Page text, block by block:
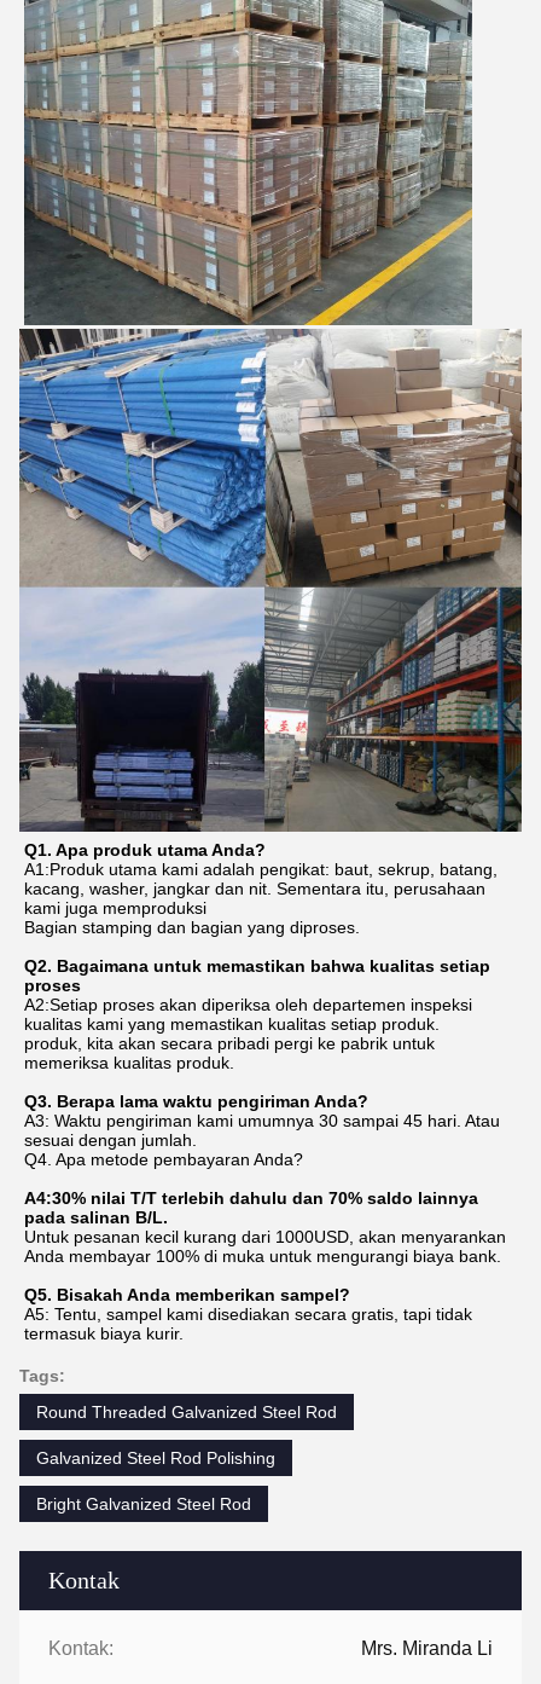
Kontak
Kontak: Mrs. Miranda Li
Q1. Apa produk utama Anda?
A1:Produk utama kami adalah pengikat: baut, sekrup, batang,
kacang, washer, jangkar dan nit. Sementara itu, perusahaan
kami juga memproduksi
Bagian stamping dan bagian yang diproses.
Q2. Bagaimana untuk memastikan bahwa kualitas setiap
proses
A2:Setiap proses akan diperiksa oleh departemen inspeksi
kualitas kami yang memastikan kualitas setiap produk.
produk, kita akan secara pribadi pergi ke pabrik untuk
memeriksa kualitas produk.
Q3. Berapa lama waktu pengiriman Anda?
A3: Waktu pengiriman kami umumnya 30 sampai 45 hari. Atau
sesuai dengan jumlah.
Q4. Apa metode pembayaran Anda?
A4:30% nilai T/T terlebih dahulu dan 70% saldo lainnya
pada salinan B/L.
Untuk pesanan kecil kurang dari 1000USD, akan menyarankan
Anda membayar 100% di muka untuk mengurangi biaya bank.
Q5. Bisakah Anda memberikan sampel?
A5: Tentu, sampel kami disediakan secara gratis, tapi tidak
termasuk biaya kurir.
Tags:
Round Threaded Galvanized Steel Rod
Galvanized Steel Rod Polishing
Bright Galvanized Steel Rod